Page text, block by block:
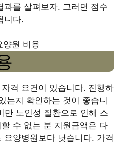
과를 살펴보자. 그러면 점수
니다.
양원 비용
격 요건이 있습니다. 진행하
는지 확인하는 것이 좋습니
만 노인성 질환으로 인해 스
수 없는 분 지원금액은 다
요양병원보다 낫습니다. 가격